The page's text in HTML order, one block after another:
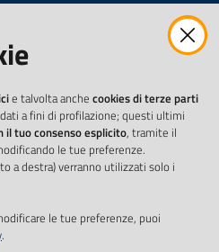
e talvolta anche cookies di terze parti
a fini di profilazione; questi ultimi
il tuo consenso esplicito, tramite il
le tue preferenze.
a destra) verranno utilizzati solo i
le tue preferenze, puoi
.